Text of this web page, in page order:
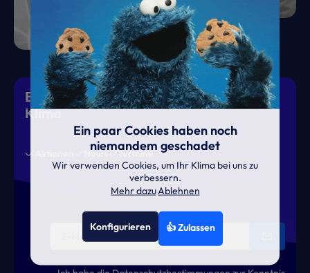
Eiskalte Deals & heiße News für gutes
Klima
News Termine
Ein paar Cookies haben noch
niemandem geschadet
Wir verwenden Cookies, um Ihr Klima bei uns zu
verbessern.
Mehr dazuAblehnen
Konfigurieren 👍 Zulassen